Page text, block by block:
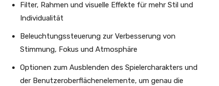
Filter, Rahmen und visuelle Effekte für mehr Stil und
Individualität
Beleuchtungssteuerung zur Verbesserung von
Stimmung, Fokus und Atmosphäre
Optionen zum Ausblenden des Spielercharakters und
der Benutzeroberflächenelemente, um genau die